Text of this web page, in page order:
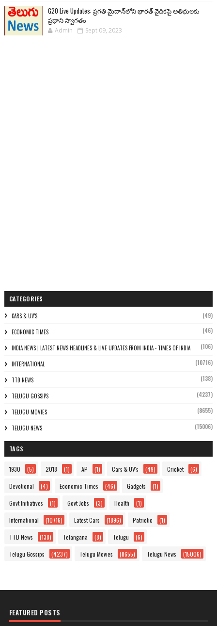
G20 Live Updates: ప్రగతి మైదాన్‌లోని భారత్ వైదికపై అతిథులకు
ప్రధాని స్వాగతం
Admin Sept 09, 2023
CATEGORIES
CARS & UV'S (49)
ECONOMIC TIMES (46)
INDIA NEWS | LATEST NEWS HEADLINES & LIVE UPDATES FROM INDIA - TIMES OF INDIA (106)
INTERNATIONAL (10716)
TTD NEWS (138)
TELUGU GOSSIPS (4237)
TELUGU MOVIES (8655)
TELUGU NEWS (15006)
TAGS
1930 (5) 2018 (1) AP (1) Cars & UV's (49) Cricket (6)
Devotional (4) Economic Times (46) Gadgets (1)
Govt Initiatives (1) Govt Jobs (3) Health (1)
International (10716) Latest Cars (1896) Patriotic (1)
TTD News (138) Telangana (8) Telugu (6)
Telugu Gossips (4237) Telugu Movies (8655) Telugu News (15006)
FEATURED POSTS